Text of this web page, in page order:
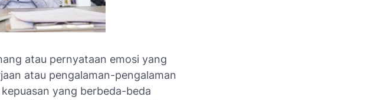
atau pernyataan emosi yang
atau pengalaman-pengalaman
yang berbeda-beda